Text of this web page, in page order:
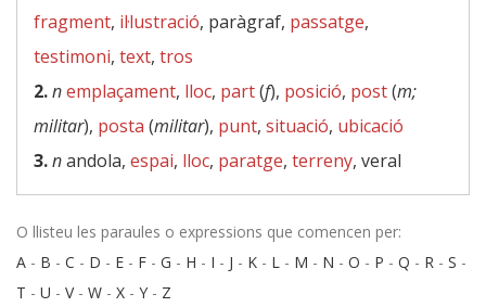
fragment, il·lustració, paràgraf, passatge,
testimoni, text, tros
2.nemplaçament, lloc, part(f), posició, post(m;
militar), posta (militar), punt, situació, ubicació
3.nandola, espai, lloc, paratge, terreny, veral
O llisteu les paraules o expressions que comencen per:
A - B - C - D - E - F - G - H - I - J - K - L - M - N - O - P - Q - R - S -
T - U - V- W - X - Y - Z